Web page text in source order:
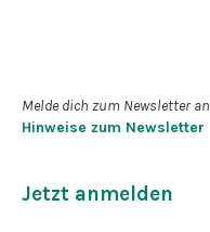
Melde dich zum Newsletter
Hinweise zum Newsletter
Jetzt anmelden